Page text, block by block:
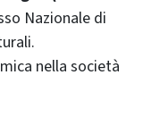
Nazionale di
nella società